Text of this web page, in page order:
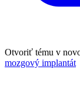
Otvoriť tému v
mozgový implantát